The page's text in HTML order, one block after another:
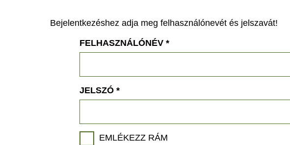
Bejelentkezéshez adja meg felhasználónevét és jelszavát!
FELHASZNÁLÓNÉV *
JELSZÓ *
EMLÉKEZZ RÁM